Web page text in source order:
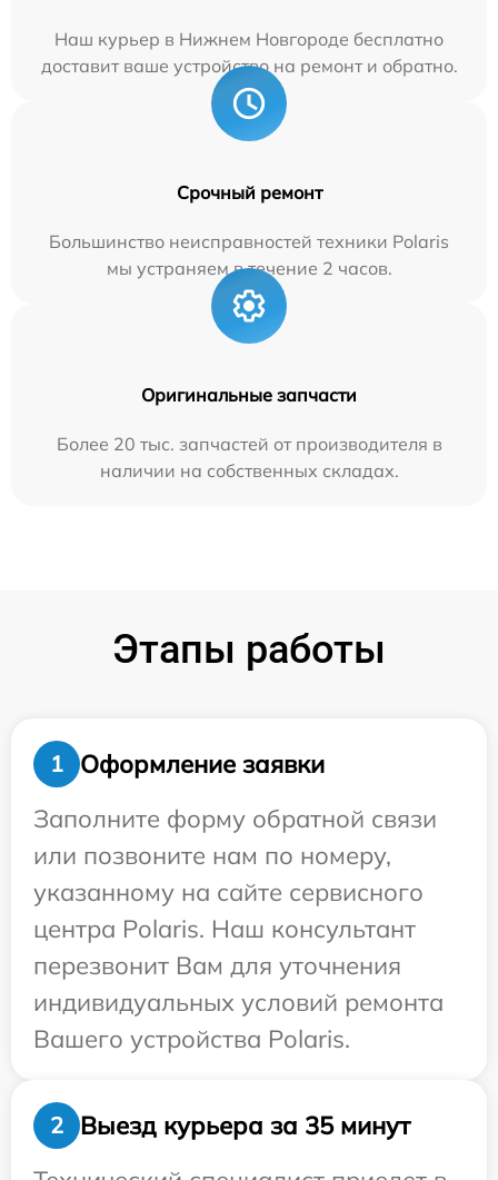
Наш курьер в Нижнем Новгороде бесплатно
доставит ваше устройство на ремонт и обратно.
Срочный ремонт
Большинство неисправностей техники Polaris
мы устраняем в течение 2 часов.
Оригинальные запчасти
Более 20 тыс. запчастей от производителя в
наличии на собственных складах.
Этапы работы
1
Оформление заявки
Заполните форму обратной связи
или позвоните нам по номеру,
указанному на сайте сервисного
центра Polaris. Наш консультант
перезвонит Вам для уточнения
индивидуальных условий ремонта
Вашего устройства Polaris.
2
Выезд курьера за 35 минут